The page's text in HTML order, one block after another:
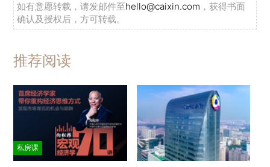
如有意愿转载，请发邮件至hello@caixin.com ，获得书面
确认及授权后，方可转载。
推荐阅读
私房课